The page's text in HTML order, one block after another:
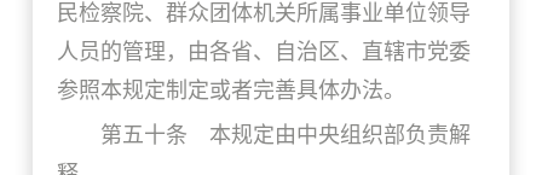
民检察院、群众团体机关所属事业单位领导
人员的管理，由各省、自治区、直辖市党委
参照本规定制定或者完善具体办法。
第五十条 本规定由中央组织部负责解